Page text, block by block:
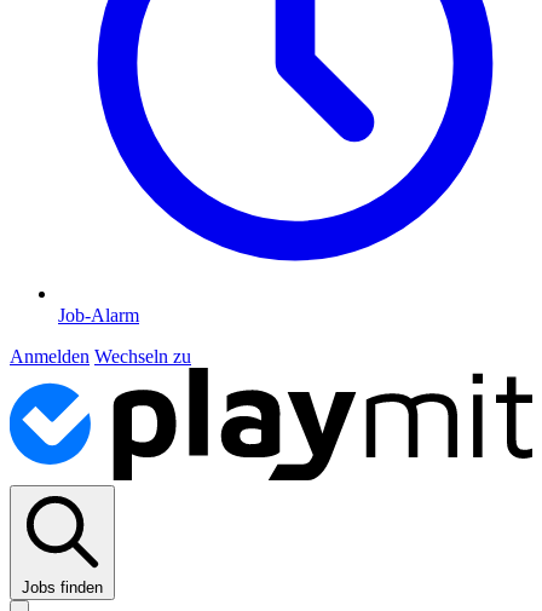
Job-Alarm
Anmelden Wechseln zu
Jobs finden